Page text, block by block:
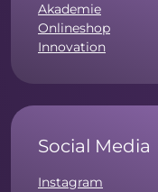
Akademie
Onlineshop
Innovation
Social Media
Instagram